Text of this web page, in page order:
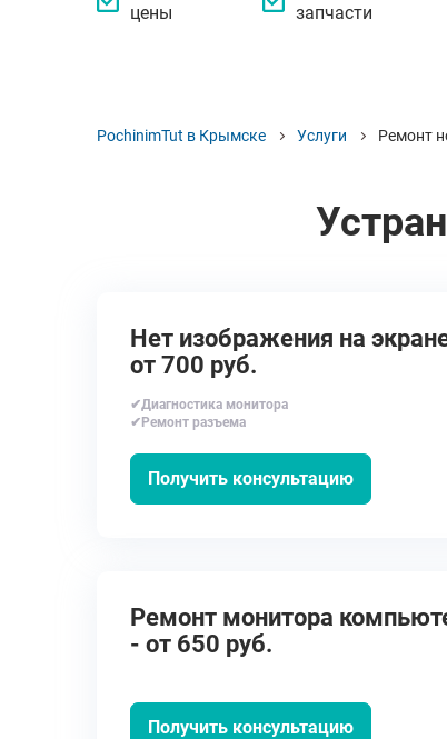
цены
запчасти
PochinimTut в Крымске Услуги Ремонт
Нет изображения на
от 700 руб.
✔Диагностика монитора
✔Ремонт разъема
Получить консультацию
Ремонт монитора
- от 650 руб.
Получить консультацию